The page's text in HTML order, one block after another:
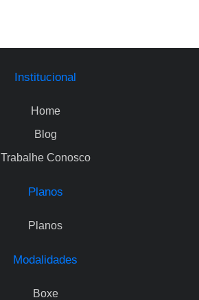
Institucional
Home
Blog
Trabalhe Conosco
Planos
Planos
Modalidades
Boxe